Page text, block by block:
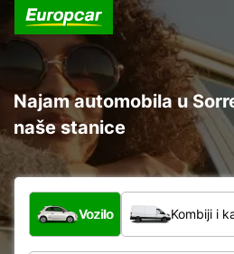
Najam automobila u
naše stanice
Koja vrsta vozila?
Vozilo Kombiji i